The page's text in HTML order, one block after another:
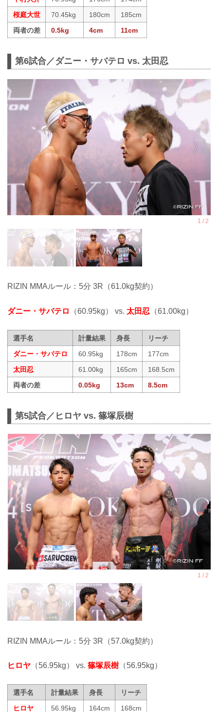
桜庭大世
70.45kg 180cm
185cm
両者の差
0.5kg 4cm 11cm
第6試合／ダニー・サバテロ vs. 太田忍
RIZIN MMAルール：5分 3R（61.0kg契約）
ダニー・サバテロ （60.95kg） vs. 太田忍 （61.00kg）
選手名 計量結果 身長
リーチ
ダニー・サバテロ
60.95kg 178cm
177cm
太田忍
61.00kg 165cm
168.5cm
両者の差
0.05kg 13cm 8.5cm
第5試合／ヒロヤ vs. 篠塚辰樹
RIZIN MMAルール：5分 3R（57.0kg契約）
ヒロヤ （56.95kg） vs. 篠塚辰樹 （56.95kg）
選手名 計量結果 身長
リーチ
ヒロヤ
56.95kg 164cm
168cm